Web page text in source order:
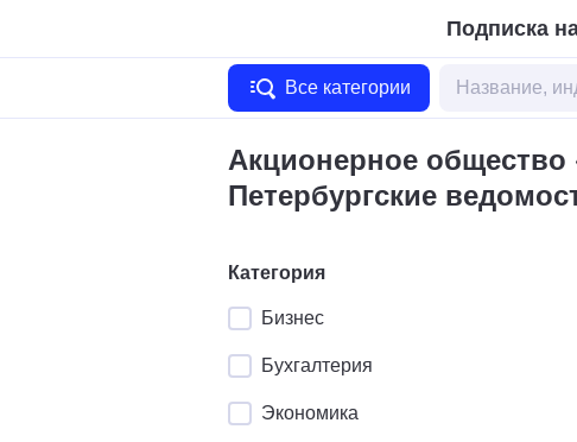
Подписка
Все категории
Акционерное общество
Петербургские
Категория
Бизнес
Бухгалтерия
Экономика